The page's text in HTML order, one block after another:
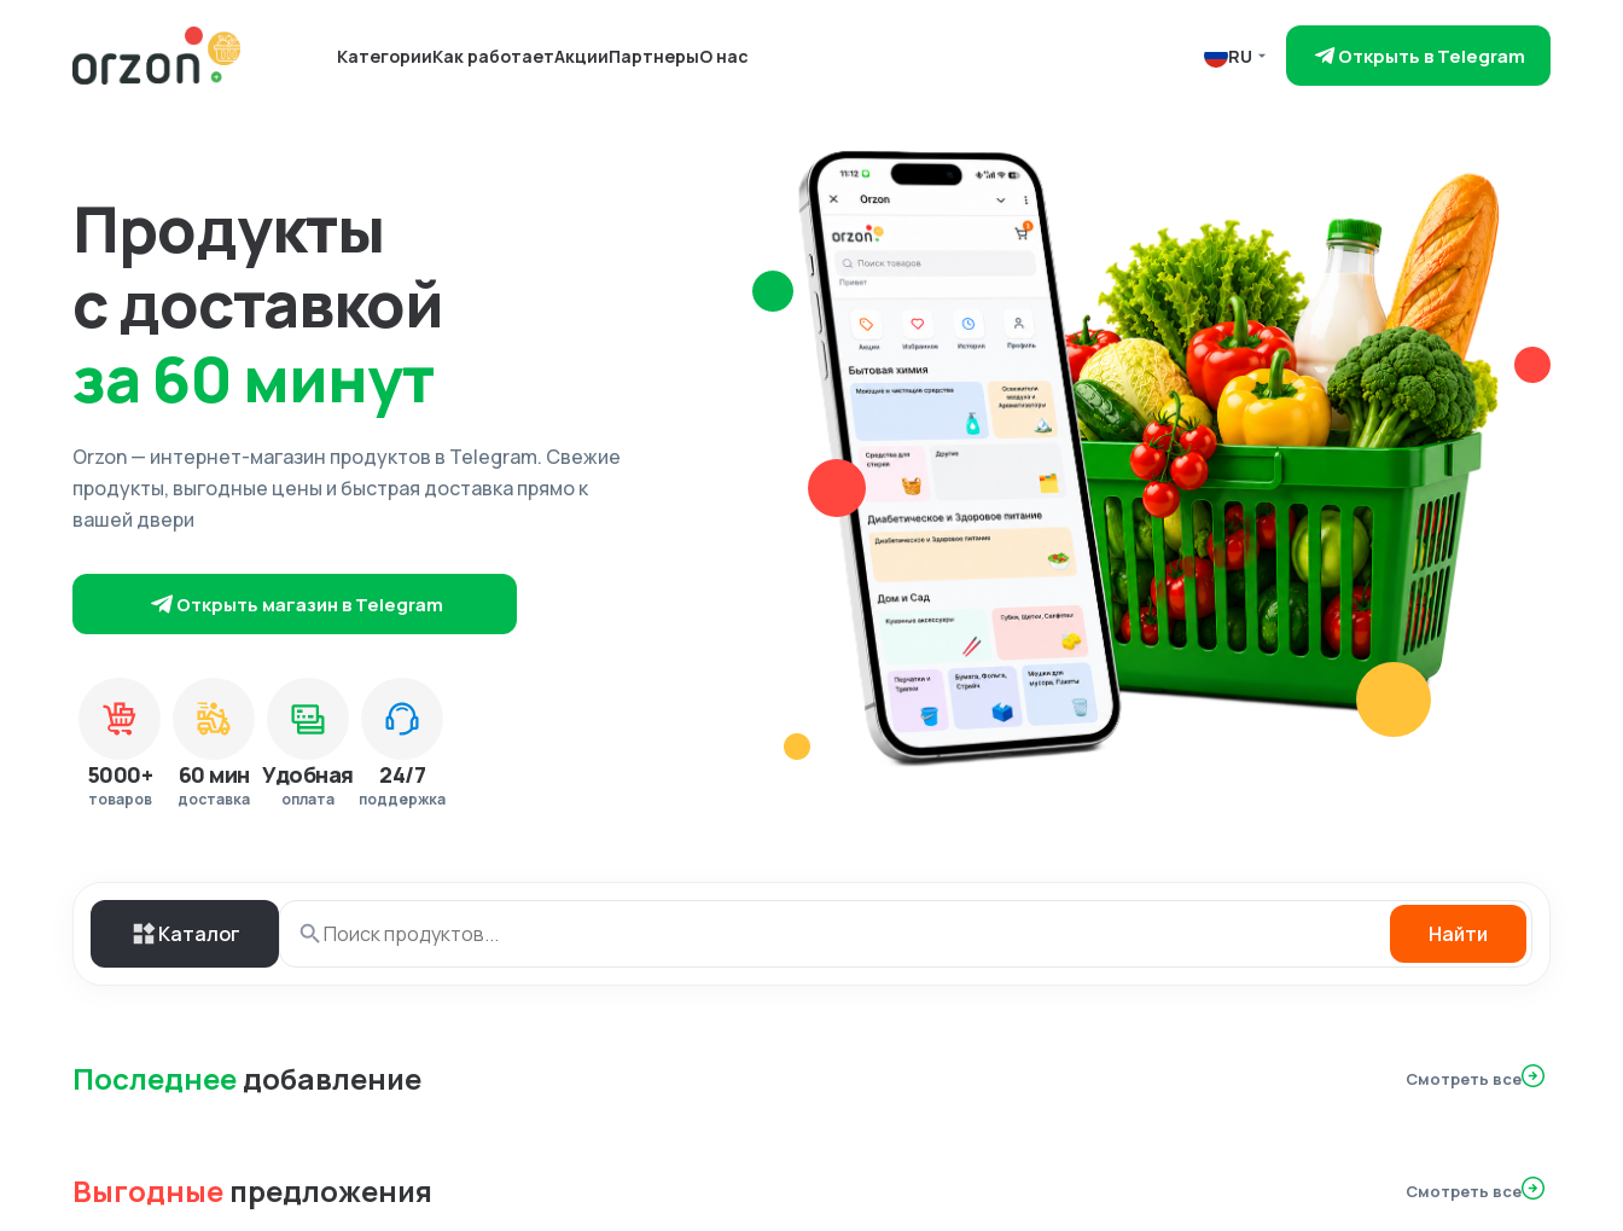
КатегорииКак работаетАкцииПартнерыО нас RU Открыть в Telegram
Продукты
с доставкой
за 60 минут
Orzon — интернет-магазин продуктов в Telegram. Свежие
продукты, выгодные цены и быстрая доставка прямо к
вашей двери
Открыть магазин в Telegram
5000+
товаров
60 мин
доставка
Удобная
оплата
24/7
поддержка
Каталог Найти
Последнеедобавление Смотреть все
Выгодные предложения Смотреть все